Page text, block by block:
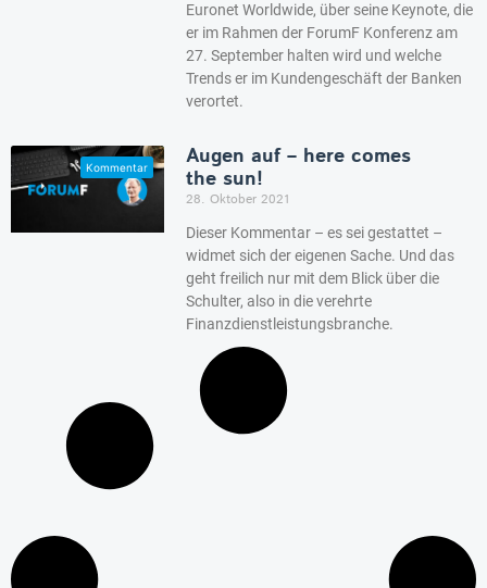
Euronet Worldwide, über seine Keynote, die
er im Rahmen der ForumF Konferenz am
27. September halten wird und welche
Trends er im Kundengeschäft der Banken
verortet.
Augen auf – here comes
the sun!
28. Oktober 2021
Dieser Kommentar – es sei gestattet –
widmet sich der eigenen Sache. Und das
geht freilich nur mit dem Blick über die
Schulter, also in die verehrte
Finanzdienstleistungsbranche.